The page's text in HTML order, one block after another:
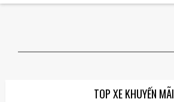
TOP XE KHUYẾN MÃI